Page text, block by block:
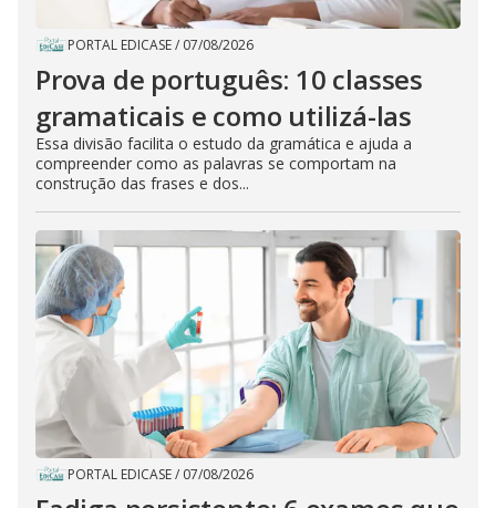
PORTAL EDICASE/ 07/08/2026
Prova de português: 10 classes
gramaticais e como utilizá-las
Essa divisão facilita o estudo da gramática e ajuda a
compreender como as palavras se comportam na
construção das frases e dos...
PORTAL EDICASE/ 07/08/2026